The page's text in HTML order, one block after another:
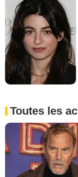
Toutes les